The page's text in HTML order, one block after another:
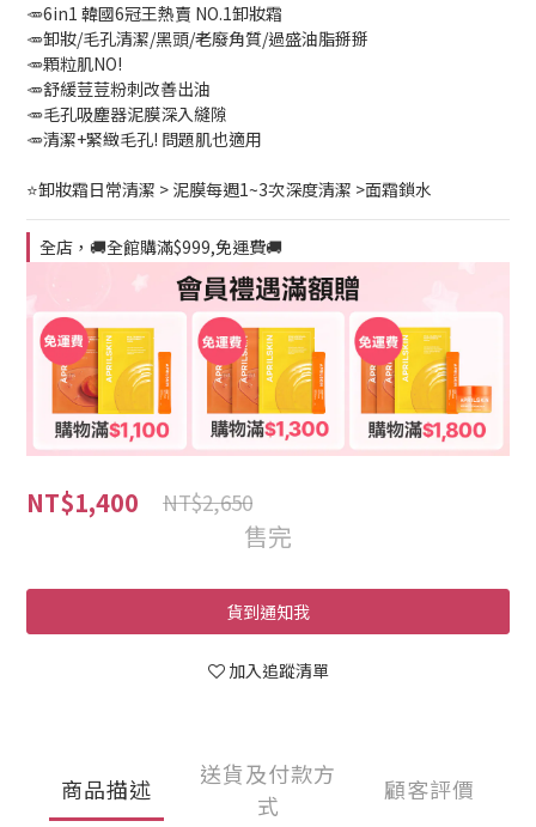
🥕6in1 韓國6冠王熱賣 NO.1卸妝霜
🥕卸妝/毛孔清潔/黑頭/老廢角質/過盛油脂掰掰
🥕顆粒肌NO!
🥕舒緩荳荳粉刺改善出油
🥕毛孔吸塵器泥膜深入縫隙
🥕清潔+緊緻毛孔! 問題肌也適用
⭐卸妝霜日常清潔 > 泥膜每週1~3次深度清潔 >面霜鎖水
全店，🚚全館購滿$999,免運費🚚
NT$1,400 NT$2,650
售完
貨到通知我
加入追蹤清單
商品描述
送貨及付款方
式
顧客評價